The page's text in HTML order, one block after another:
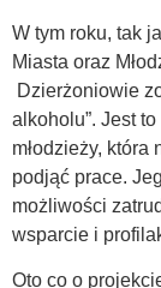
W tym roku, tak
Miasta oraz
Dzierżoniowie
alkoholu”. Jest
młodzieży, która
podjąć prace.
możliwości
wsparcie i
Oto co o